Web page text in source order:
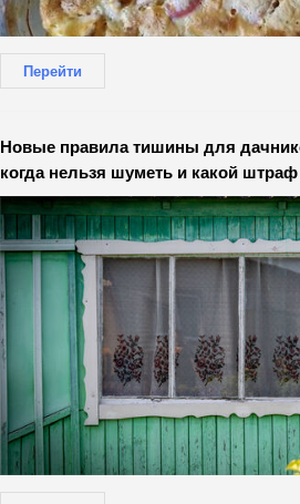
Перейти
Новые правила тишины для
когда нельзя шуметь и какой штраф